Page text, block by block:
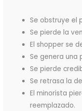
Se obstruye el
Se pierde la
El shopper se
Se genera una
Se pierde
Se retrasa la
El minorista
reemplazado.